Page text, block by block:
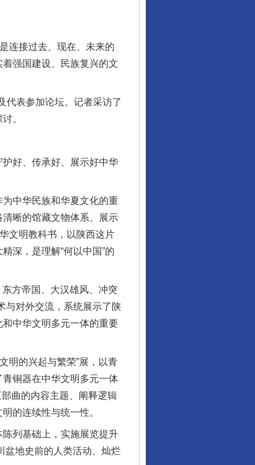
连接过去、现在、未来的
强国建设、民族复兴的文
表参加论坛。记者采访了
。
好、传承好、展示好中华
中华民族和华夏文化的重
晰的馆藏文物体系、展示
文明教科书，以陕西这片
深，是理解“何以中国”的
方帝国、大汉雄风、冲突
与对外交流，系统展示了陕
中华文明多元一体的重要
的兴起与繁荣”展，以青
铜器在中华文明多元一体
部曲的内容主题、阐释逻辑
的连续性与统一性。
列基础上，实施展览提升
盆地史前的人类活动、灿烂